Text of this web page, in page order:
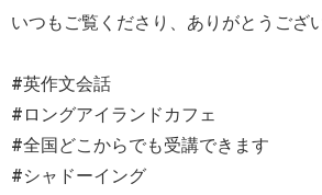
いつもご覧くださり、ありがとうござ
#英作文会話
#ロングアイランドカフェ
#全国どこからでも受講できます
#シャドーイング